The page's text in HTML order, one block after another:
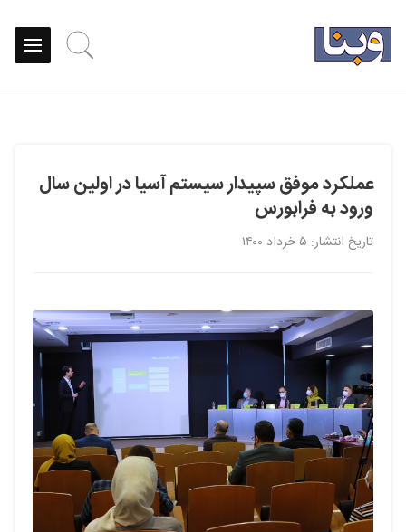
عملکرد موفق سپیدار سیستم آسیا در اولین سال
ورود به فرابورس
تاریخ انتشار: ۵ خرداد ۱۴۰۰